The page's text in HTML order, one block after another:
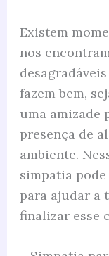
Existem
nos
fazem bem,
uma amizade
presença de
ambiente.
simpatia
para ajudar a
finalizar esse